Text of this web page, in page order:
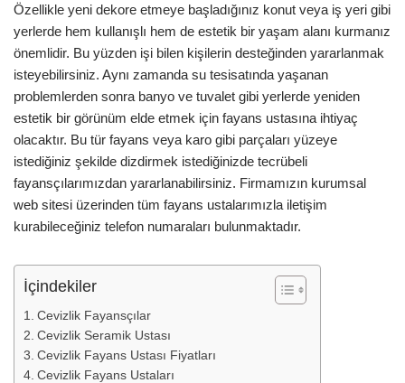
Özellikle yeni dekore etmeye başladığınız konut veya iş yeri gibi
yerlerde hem kullanışlı hem de estetik bir yaşam alanı kurmanız
önemlidir. Bu yüzden işi bilen kişilerin desteğinden yararlanmak
isteyebilirsiniz. Aynı zamanda su tesisatında yaşanan
problemlerden sonra banyo ve tuvalet gibi yerlerde yeniden
estetik bir görünüm elde etmek için fayans ustasına ihtiyaç
olacaktır. Bu tür fayans veya karo gibi parçaları yüzeye
istediğiniz şekilde dizdirmek istediğinizde tecrübeli
fayansçılarımızdan yararlanabilirsiniz. Firmamızın kurumsal
web sitesi üzerinden tüm fayans ustalarımızla iletişim
kurabileceğiniz telefon numaraları bulunmaktadır.
İçindekiler
Cevizlik Fayansçılar
Cevizlik Seramik Ustası
Cevizlik Fayans Ustası Fiyatları
Cevizlik Fayans Ustaları